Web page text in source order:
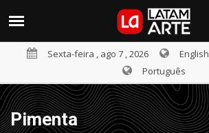
Sexta-feira , ago 7 , 2026 English
Português
Pimenta